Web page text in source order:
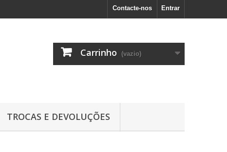
Entrar
Contacte-nos
Carrinho (vazio)
TROCAS E DEVOLUÇÕES